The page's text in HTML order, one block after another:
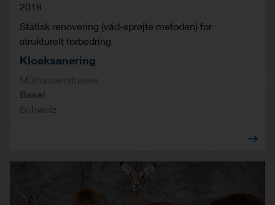
2018
Statisk renovering (våd-sprøjte metoden) for
strukturelt forbedring
Kloaksanering
Mülhauserstrasse
Basel
Schweiz